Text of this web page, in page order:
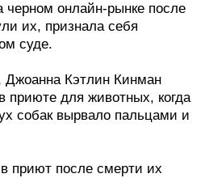
черном онлайн-рынке после
их, признала себя
суде.
Джоанна Кэтлин Кинман
приюте для животных, когда
собак вырвало пальцами и
приют после смерти их